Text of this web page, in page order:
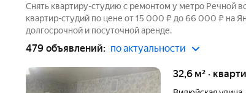
Снять квартиру-студию с ремонтом у метро Речной
квартир-студий по цене от 15 000 ₽ до 66 000 ₽ на
долгосрочной и посуточной аренде.
479 объявлений: по актуальности
32,6 м² ·